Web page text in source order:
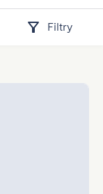
Filtry